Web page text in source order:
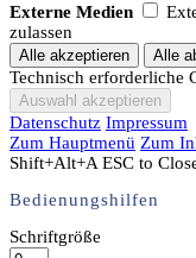
Externe Medien
zulassen
Technisch erforderliche
Datenschutz Impressum
Zum Hauptmenü Zum
Shift+Alt+A ESC to
Bedienungshilfen
Schriftgröße